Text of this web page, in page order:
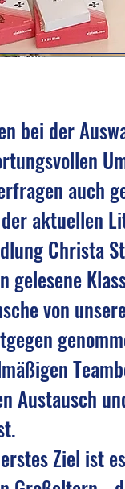
bei der
auch
aktuellen
Christa
gelesene
von
Austausch
Ziel ist